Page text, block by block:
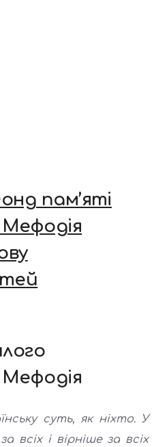
пам’яті
суть, як ніхто. У
і вірніше за всіх